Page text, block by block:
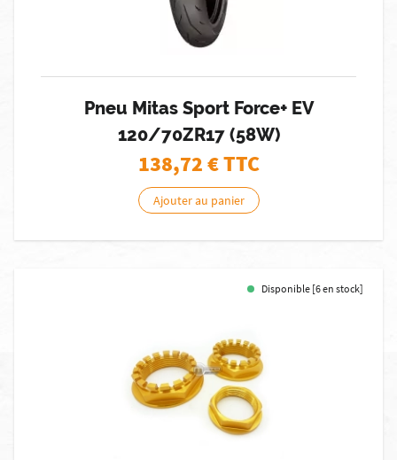
Pneu Mitas Sport Force+ EV
120/70ZR17 (58W)
138,72€ TTC
Ajouter au panier
Disponible [6 en stock]